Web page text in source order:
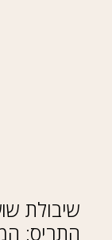
שיבולת
התריס: